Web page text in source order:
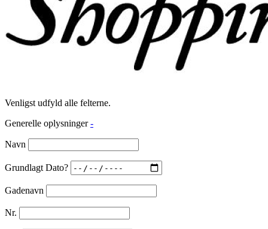
Venligst udfyld alle felterne.
Generelle oplysninger -
Navn
Grundlagt Dato?
Gadenavn
Nr.